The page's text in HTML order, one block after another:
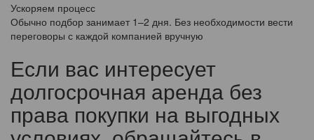
Ускоряем процесс
Обычно подбор занимает 1–2 дня. Без необходимости вести
переговоры с каждой компанией вручную
Если вас интересует
долгосрочная аренда без
права покупки на выгодных